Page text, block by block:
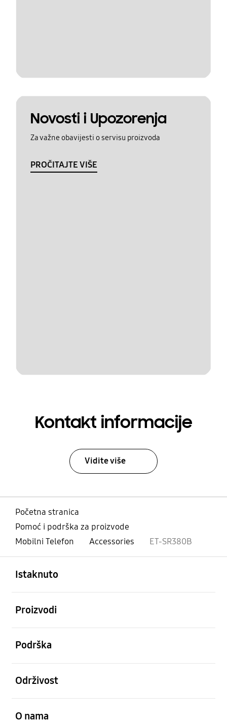
Novosti i Upozorenja
Za važne obavijesti o servisu proizvoda
PROČITAJTE VIŠE
Kontakt informacije
Vidite više
Početna stranica
Pomoć i podrška za proizvode
Mobilni Telefon
Accessories ET-SR380B
Istaknuto
Proizvodi
Podrška
Održivost
O nama